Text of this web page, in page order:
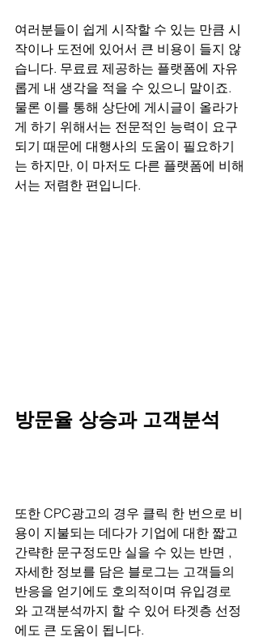
여러분들이 쉽게 시작할 수 있는 만큼 시
작이나 도전에 있어서 큰 비용이 들지 않
습니다. 무료료 제공하는 플랫폼에 자유
롭게 내 생각을 적을 수 있으니 말이죠.
물론 이를 통해 상단에 게시글이 올라가
게 하기 위해서는 전문적인 능력이 요구
되기 때문에 대행사의 도움이 필요하기
는 하지만, 이 마저도 다른 플랫폼에 비해
서는 저렴한 편입니다.
방문율 상승과 고객분석
또한 CPC광고의 경우 클릭 한 번으로 비
용이 지불되는 데다가 기업에 대한 짧고
간략한 문구정도만 실을 수 있는 반면 ,
자세한 정보를 담은 블로그는 고객들의
반응을 얻기에도 호의적이며 유입경로
와 고객분석까지 할 수 있어 타겟층 선정
에도 큰 도움이 됩니다.